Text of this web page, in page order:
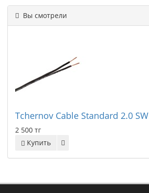
Вы смотрели
Tchernov Cable Standard 2.0 SW
2 500 тг
Купить